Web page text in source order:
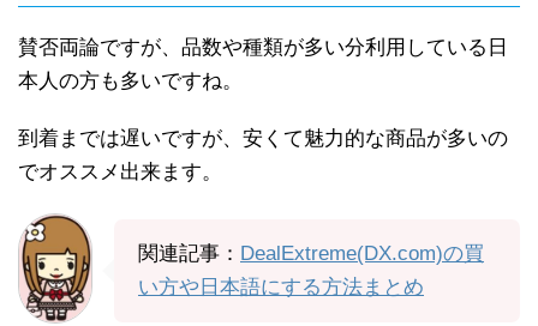
賛否両論ですが、品数や種類が多い分利用している日
本人の方も多いですね。
到着までは遅いですが、安くて魅力的な商品が多いの
でオススメ出来ます。
関連記事： DealExtreme(DX.com)の買
い方や日本語にする方法まとめ